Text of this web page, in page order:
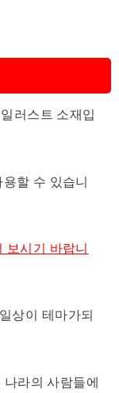
러스트 소재입
할 수 있습니
보시기 바랍니
상이 테마가되
라의 사람들에